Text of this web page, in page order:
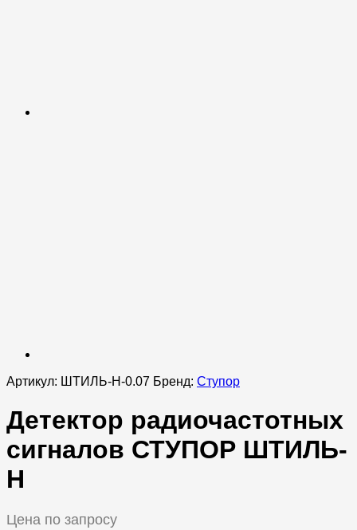
Артикул: ШТИЛЬ-Н-0.07 Бренд: Ступор
Детектор радиочастотных
сигналов СТУПОР ШТИЛЬ-
Н
Цена по запросу